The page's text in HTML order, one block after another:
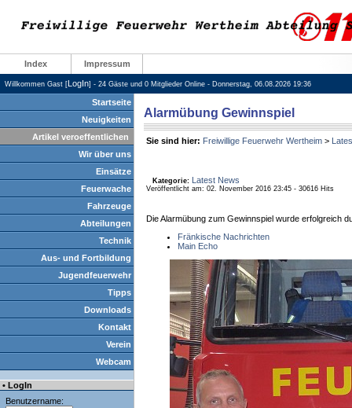
Index Impressum
Willkommen Gast [LogIn] - 24 Gäste und 0 Mitglieder Online - Donnerstag, 06.08.2026 19:36
Startseite
Neuigkeiten
Artikel veroeffentlichen
Wir über uns
Einsätze
Feuerwache
Fahrzeuge
Abteilungen
Technik
Aus- und Fortbildung
Jugendfeuerwehr
Tipps
Downloads
Kontakt
Verein
Webcam
• LogIn
Benutzername:
Alarmübung Gewinnspiel
Sie sind hier: Freiwillige Feuerwehr Wertheim>
Kategorie: Latest News
Veröffentlicht am: 02. November 2016 23:45 - 30616 Hits
Die Alarmübung zum Gewinnspiel wurde erfolgreich
Fränkische Nachrichten
Main Echo